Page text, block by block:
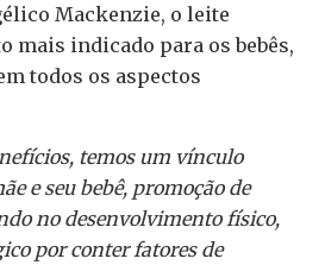
Mackenzie, o leite
mais indicado para os bebês,
todos os aspectos
temos um vínculo
e seu bebê, promoção de
no desenvolvimento físico,
por conter fatores de